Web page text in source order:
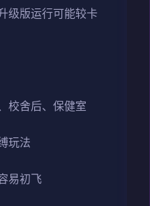
级版运行可能较卡
校舍后、保健室
玩法
易初飞